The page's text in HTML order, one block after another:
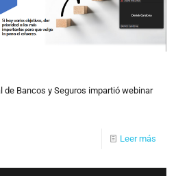
de Bancos y Seguros impartió webinar
Leer más